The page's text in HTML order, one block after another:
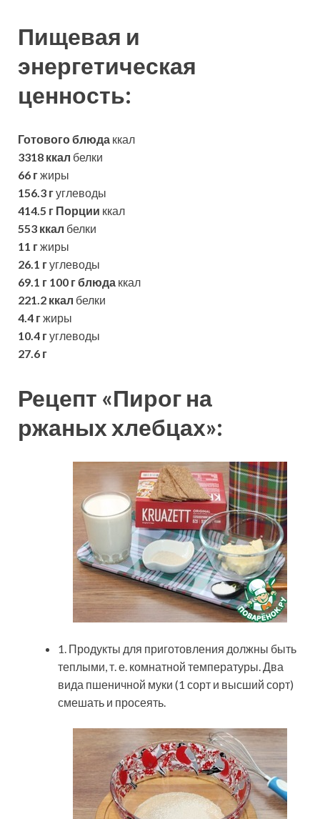
Пищевая и
энергетическая
ценность:
Готового блюда ккал
3318 ккал белки
66 гжиры
156.3 гуглеводы
414.5 г Порции ккал
553 ккал белки
11 гжиры
26.1 гуглеводы
69.1 г 100 г блюда ккал
221.2 ккал белки
4.4 гжиры
10.4 гуглеводы
27.6 г
Рецепт «Пирог на
ржаных хлебцах»:
1. Продукты для приготовления должны быть
теплыми, т. е. комнатной температуры. Два
вида пшеничной муки (1 сорт и высший сорт)
смешать и просеять.